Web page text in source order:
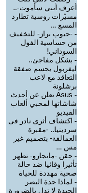
أعرف أنني سأموت-..
مسيّرات روسية تطارد
المسع ...
- -حبوب براز- للتخفيف
من حساسية الفول
السوداني!
- بشكل مفاجئ..
ليفربول يحسم صفقة
التعاقد مع لاعب
برشلونة
-
Asus تعلن عن أحدث
شاشاتها لمحبي ألعاب
الفيديو
- اكتشاف أثري نادر في
سردينيا.. -مقبرة
العمالقة- بتصميم غير
مس ...
- حقن -مانجارو- تظهر
تأثيرا وقائيا ضد حالة
صحية مهددة للحياة
- لماذا حدة البصر
الجيدة لا تدل بالضرورة